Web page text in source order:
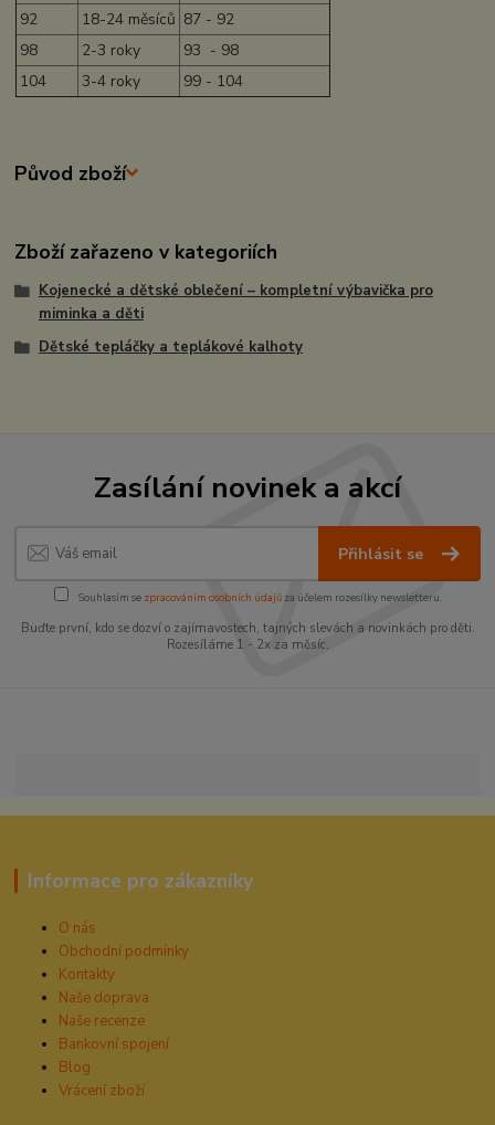
92
18-24 měsíců 87 - 92
98
2-3 roky
93 - 98
104
3-4 roky 99 - 104
Původ zboží
Zboží zařazeno v kategoriích
Kojenecké a dětské oblečení – kompletní výbavička pro
miminka a děti
Dětské tepláčky a teplákové kalhoty
Zasílání novinek a akcí
Přihlásit se
Souhlasím se zpracováním osobních údajůza účelem rozesílky newsletteru.
Buďte první, kdo se dozví o zajímavostech, tajných slevách a novinkách pro děti.
Rozesíláme 1 - 2x za měsíc.
Informace pro zákazníky
O nás
Obchodní podmínky
Kontakty
Naše doprava
Naše recenze
Bankovní spojení
Blog
Vrácení zboží